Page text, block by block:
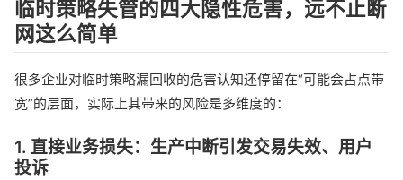
临时策略失管的四大隐性危害，远不止断
网这么简单
很多企业对临时策略漏回收的危害认知还停留在“可能会占点带
宽”的层面，实际上其带来的风险是多维度的：
1. 直接业务损失：生产中断引发交易失效、用户
投诉